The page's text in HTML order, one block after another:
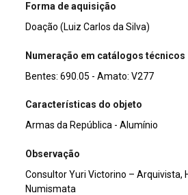
Forma de aquisição
Doação (Luiz Carlos da Silva)
Numeração em catálogos técnicos
Bentes: 690.05 - Amato: V277
Características do objeto
Armas da República - Alumínio
Observação
Consultor Yuri Victorino – Arquivista,
Numismata